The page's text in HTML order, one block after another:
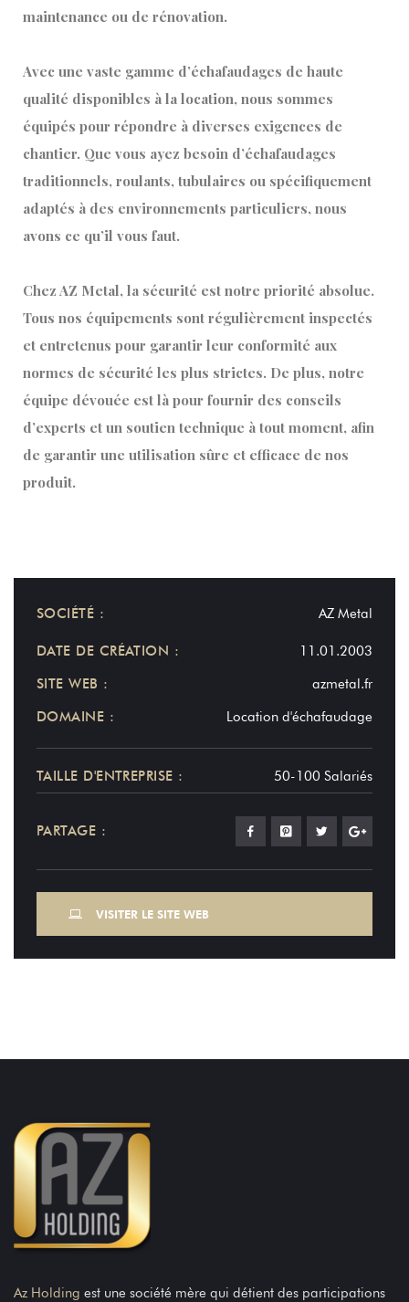
maintenance ou de rénovation.
Avec une vaste gamme d’échafaudages de haute
qualité disponibles à la location, nous sommes
équipés pour répondre à diverses exigences de
chantier. Que vous ayez besoin d’échafaudages
traditionnels, roulants, tubulaires ou spécifiquement
adaptés à des environnements particuliers, nous
avons ce qu’il vous faut.
Chez AZ Metal, la sécurité est notre priorité absolue.
Tous nos équipements sont régulièrement inspectés
et entretenus pour garantir leur conformité aux
normes de sécurité les plus strictes. De plus, notre
équipe dévouée est là pour fournir des conseils
d’experts et un soutien technique à tout moment, afin
de garantir une utilisation sûre et efficace de nos
produit.
SOCIÉTÉ : AZ Metal
DATE DE CRÉATION :
11.01.2003
SITE WEB :
azmetal.fr
DOMAINE :
Location d'échafaudage
TAILLE D'ENTREPRISE : 50-100 Salariés
PARTAGE :
VISITER LE SITE WEB
Az Holding est une société mère qui détient des participations